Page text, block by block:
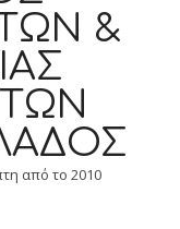
&
από το 2010